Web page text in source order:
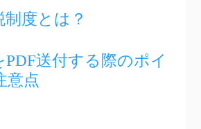
度とは？
PDF送付する際のポイ
意点